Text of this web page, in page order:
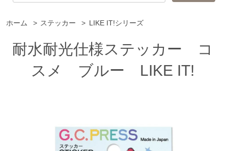
ホーム > ステッカー > LIKE IT!シリーズ
耐水耐光仕様ステッカー コ
スメ ブルー LIKE IT!